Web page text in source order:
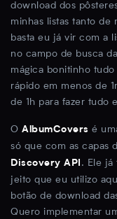
download dos
minhas listas tanto de
basta eu já vir com a
no campo de busca
mágica bonitinho
rápido em menos de
de 1h para fazer tudo
O AlbumCovers é
só que com as capas
Discovery API . Ele já
jeito que eu utilizo
botão de download
Quero implementar